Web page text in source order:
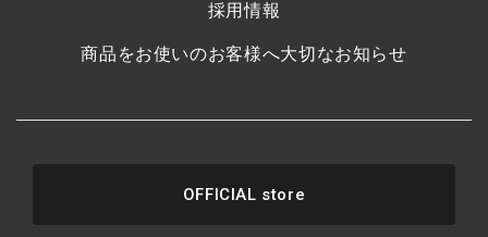
採用情報
商品をお使いのお客様へ大切なお知らせ
OFFICIAL store